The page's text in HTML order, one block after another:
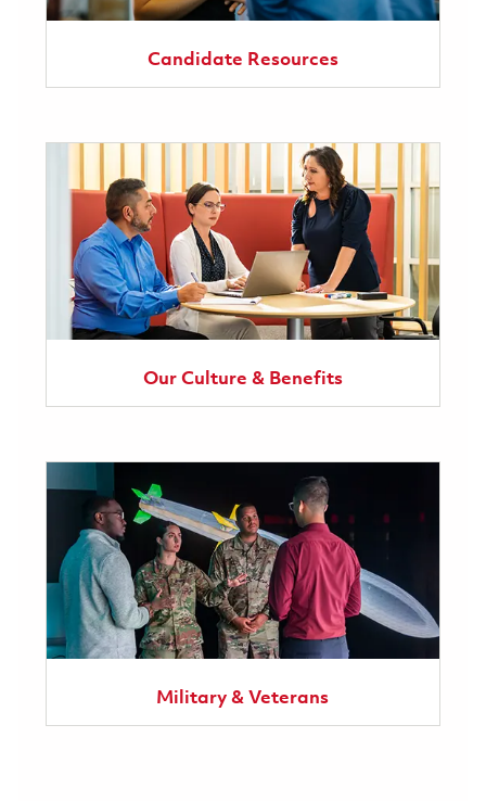
Candidate Resources
Our Culture & Benefits
Military & Veterans